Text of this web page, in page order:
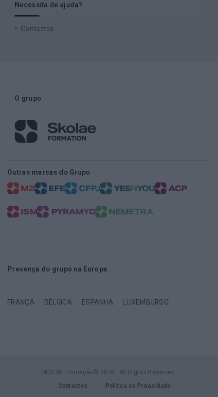
Necessita de ajuda?
Contactos
O grupo
Outras marcas do Grupo
Presença do grupo na Europa
FRANÇA BÉLGICA ESPANHA LUXEMBURGO
SKOLAE Formação© 2026 . All Rights Reserved.
Contactos Política de Privacidade